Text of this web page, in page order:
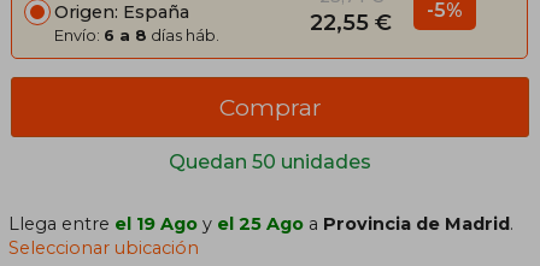
Subassemblies (en Inglés)
Origen: España
Envío: 6 a 8 días háb. 22,55 € -5%
Quedan 50 unidades
Comprar
Llega entre el 19 Ago y el 25 Ago a Provincia de Madrid .
Seleccionar ubicación